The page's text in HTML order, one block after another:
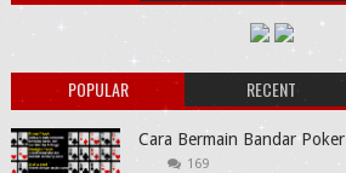
POPULAR RECENT
Cara Bermain Bandar Poker
169